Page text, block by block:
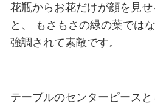
花瓶からお花だけが顔を見
と、
もさもさの緑の葉では
強調されて素敵です。
テーブルのセンターピース